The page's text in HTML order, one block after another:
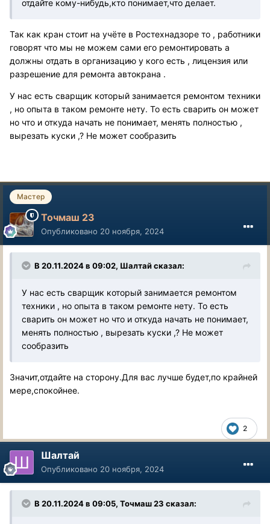
отдайте кому-нибудь,кто понимает,что делает.
Так как кран стоит на учёте в Ростехнадзоре то , работники
говорят что мы не можем сами его ремонтировать а
должны отдать в организацию у кого есть , лицензия или
разрешение для ремонта автокрана .
У нас есть сварщик который занимается ремонтом техники
, но опыта в таком ремонте нету. То есть сварить он может
но что и откуда начать не понимает, менять полностью ,
вырезать куски ,? Не может сообразить
Мастер
Точмаш 23
Опубликовано 20 ноября, 2024
В 20.11.2024 в 09:02, Шалтайсказал:
У нас есть сварщик который занимается ремонтом
техники , но опыта в таком ремонте нету. То есть
сварить он может но что и откуда начать не понимает,
менять полностью , вырезать куски ,? Не может
сообразить
Значит,отдайте на сторону.Для вас лучше будет,по крайней
мере,спокойнее.
2
Шалтай
Опубликовано 20 ноября, 2024
В 20.11.2024 в 09:05, Точмаш 23 сказал: